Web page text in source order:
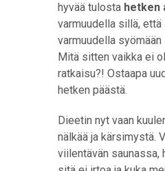
hyvää tulosta hetken
varmuudella sillä, että
varmuudella syömään
Mitä sitten vaikka ei
ratkaisu?! Ostaapa
hetken päästä.
Dieetin nyt vaan
nälkää ja kärsimystä.
viilentävän saunassa,